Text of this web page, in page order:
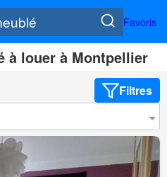
Favoris
à louer à Montpellier
Filtres